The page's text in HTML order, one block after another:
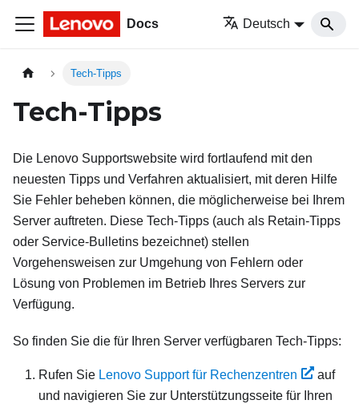
Docs Deutsch
Tech-Tipps
Tech-Tipps
Die Lenovo Supportswebsite wird fortlaufend mit den
neuesten Tipps und Verfahren aktualisiert, mit deren Hilfe
Sie Fehler beheben können, die möglicherweise bei Ihrem
Server auftreten. Diese Tech-Tipps (auch als Retain-Tipps
oder Service-Bulletins bezeichnet) stellen
Vorgehensweisen zur Umgehung von Fehlern oder
Lösung von Problemen im Betrieb Ihres Servers zur
Verfügung.
So finden Sie die für Ihren Server verfügbaren Tech-Tipps:
Rufen Sie Lenovo Support für Rechenzentren
auf
und navigieren Sie zur Unterstützungsseite für Ihren